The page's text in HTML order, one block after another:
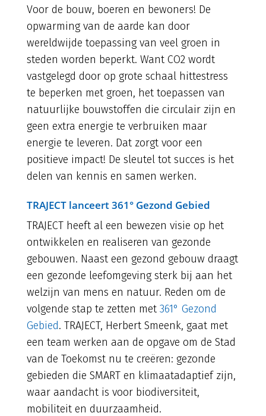
Voor de bouw, boeren en bewoners! De
opwarming van de aarde kan door
wereldwijde toepassing van veel groen in
steden worden beperkt. Want CO2 wordt
vastgelegd door op grote schaal hittestress
te beperken met groen, het toepassen van
natuurlijke bouwstoffen die circulair zijn en
geen extra energie te verbruiken maar
energie te leveren. Dat zorgt voor een
positieve impact! De sleutel tot succes is het
delen van kennis en samen werken.
TRAJECT lanceert 361° Gezond Gebied
TRAJECT heeft al een bewezen visie op het
ontwikkelen en realiseren van gezonde
gebouwen. Naast een gezond gebouw draagt
een gezonde leefomgeving sterk bij aan het
welzijn van mens en natuur. Reden om de
volgende stap te zetten met 361° Gezond
Gebied. TRAJECT, Herbert Smeenk, gaat met
een team werken aan de opgave om de Stad
van de Toekomst nu te creëren: gezonde
gebieden die SMART en klimaatadaptief zijn,
waar aandacht is voor biodiversiteit,
mobiliteit en duurzaamheid.